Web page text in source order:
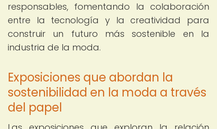
responsables, fomentando la colaboración
entre la tecnología y la creatividad para
construir un futuro más sostenible en la
industria de la moda.
Exposiciones que abordan la
sostenibilidad en la moda a través
del papel